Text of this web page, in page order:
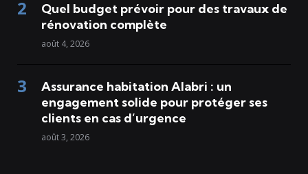
Quel budget prévoir pour des travaux de
rénovation complète
août 4, 2026
Assurance habitation Alabri : un
engagement solide pour protéger ses
clients en cas d’urgence
août 3, 2026